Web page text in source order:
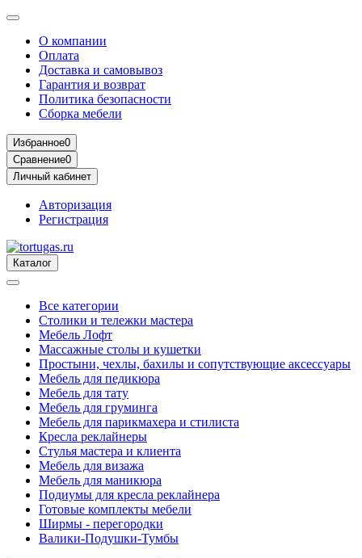
О компании
Оплата
Доставка и самовывоз
Гарантия и возврат
Политика безопасности
Сборка мебели
Избранное0
Сравнение0
Личный кабинет
Авторизация
Регистрация
Каталог
Все категории
Столики и тележки мастера
Мебель Лофт
Массажные столы и кушетки
Простыни, чехлы, бахилы и сопутствующие аксессуары
Мебель для педикюра
Мебель для тату
Мебель для груминга
Мебель для парикмахера и стилиста
Кресла реклайнеры
Стулья мастера и клиента
Мебель для визажа
Мебель для маникюра
Подиумы для кресла реклайнера
Готовые комплекты мебели
Ширмы - перегородки
Валики-Подушки-Тумбы